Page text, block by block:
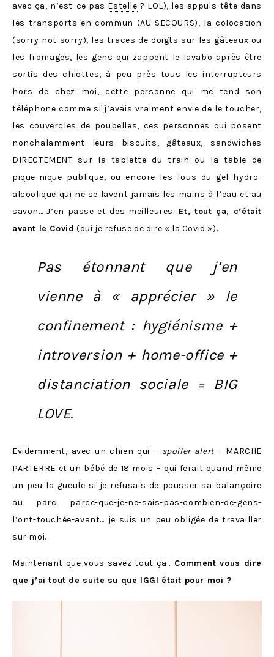
avec ça, n’est-ce pas Estelle ? LOL), les appuis-tête dans
les transports en commun (AU-SECOURS), la colocation
(sorry not sorry), les traces de doigts sur les gâteaux ou
les fromages, les gens qui zappent le lavabo après être
sortis des chiottes, à peu près tous les interrupteurs
hors de chez moi, cette personne qui me tend son
téléphone comme si j’avais vraiment envie de le toucher,
les couvercles de poubelles, ces personnes qui posent
nonchalamment leurs biscuits, gâteaux, sandwiches
DIRECTEMENT sur la tablette du train ou la table de
pique-nique publique, ou encore les fous du gel hydro-
alcoolique qui ne se lavent jamais les mains à l’eau et au
savon… J’en passe et des meilleures. Et, tout ça, c’était
avant le Covid (oui je refuse de dire « la Covid »).
Pas étonnant que j’en
vienne à « apprécier » le
confinement : hygiénisme +
introversion + home-office +
distanciation sociale = BIG
LOVE.
Evidemment, avec un chien qui – spoiler alert – MARCHE
PARTERRE et un bébé de 18 mois – qui ferait quand même
un peu la gueule si je refusais de pousser sa balançoire
au parc parce-que-je-ne-sais-pas-combien-de-gens-
l’ont-touchée-avant… je suis un peu obligée de travailler
sur moi.
Maintenant que vous savez tout ça… Comment vous dire
que j’ai tout de suite su que IGGI était pour moi ?